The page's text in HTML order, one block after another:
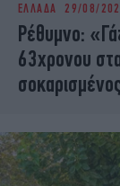
ΕΛΛΑΔΑ 29/08/
Ρέθυμνο:
63χρονου